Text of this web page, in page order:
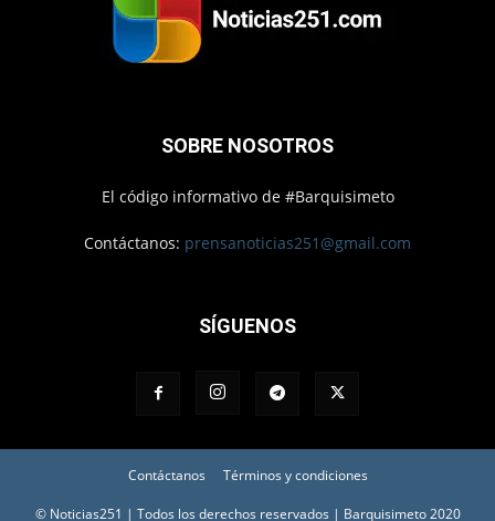
SOBRE NOSOTROS
El código informativo de #Barquisimeto
Contáctanos: prensanoticias251@gmail.com
SÍGUENOS
Contáctanos Términos y condiciones
© Noticias251 | Todos los derechos reservados | Barquisimeto 2020